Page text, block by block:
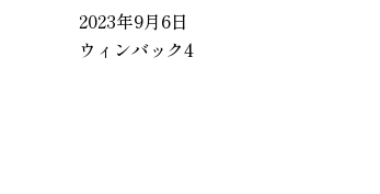
2023年9月6日
ウィンバック4